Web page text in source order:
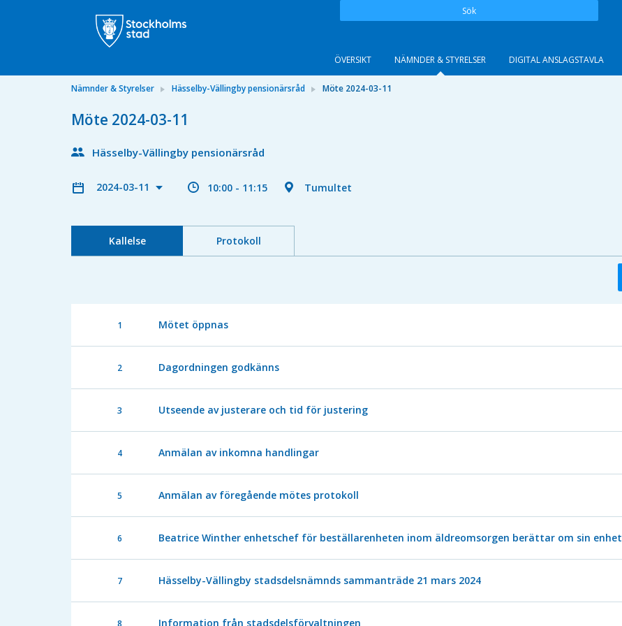
Sök
ÖVERSIKT NÄMNDER & STYRELSER DIGITAL ANSLAGSTAVLA
Nämnder & Styrelser Hässelby-Vällingby pensionärsråd Möte 2024-03-11
Möte 2024-03-11
Hässelby-Vällingby pensionärsråd
2024-03-11 10:00 - 11:15 Tumultet
Kallelse Protokoll
1 Mötet öppnas
2 Dagordningen godkänns
3 Utseende av justerare och tid för justering
4 Anmälan av inkomna handlingar
5 Anmälan av föregående mötes protokoll
6 Beatrice Winther enhetschef för beställarenheten inom äldreomsorgen berättar om sin enhet
7 Hässelby-Vällingby stadsdelsnämnds sammanträde 21 mars 2024
8 Information från stadsdelsförvaltningen